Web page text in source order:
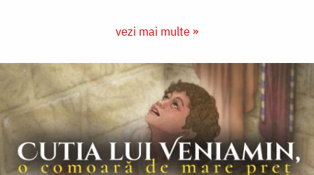
vezi mai multe »